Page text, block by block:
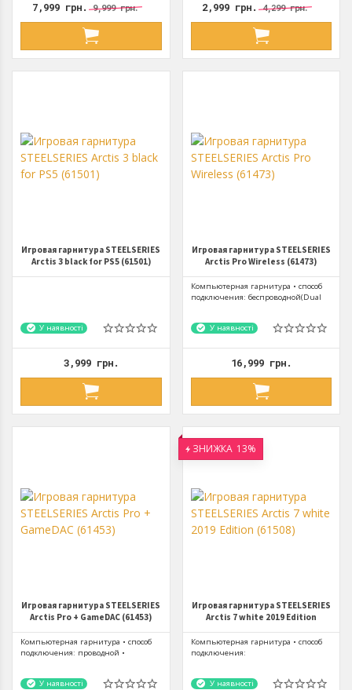
7,999 грн.9,999 грн. 2,999 грн.4,299 грн.
Игровая гарнитура STEELSERIES
Arctis 3 black for PS5 (61501)
У наявності
3,999 грн.
Игровая гарнитура STEELSERIES
Arctis Pro Wireless (61473)
Компьютерная гарнитура • способ
подключения: беспроводной(Dual
У наявності
16,999 грн.
Игровая гарнитура STEELSERIES
Arctis Pro + GameDAC (61453)
Компьютерная гарнитура • способ
подключения: проводной •
У наявності
ЗНИЖКА 13%
Игровая гарнитура STEELSERIES
Arctis 7 white 2019 Edition
Компьютерная гарнитура • способ
подключения:
У наявності